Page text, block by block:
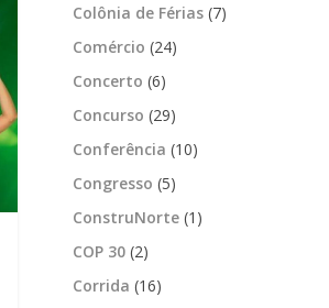
Colônia de Férias (7)
Comércio (24)
Concerto (6)
Concurso (29)
Conferência (10)
Congresso (5)
ConstruNorte (1)
COP 30 (2)
Corrida (16)